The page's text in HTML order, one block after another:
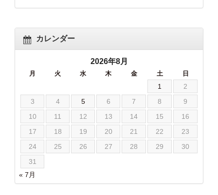
カレンダー
2026年8月
月 火 水 木 金 土 日
1
2
3
4 5 6 7 8
9
10
11 12 13 14 15
16
17
18 19 20 21 22
23
24
25 26 27 28 29
30
31
« 7月